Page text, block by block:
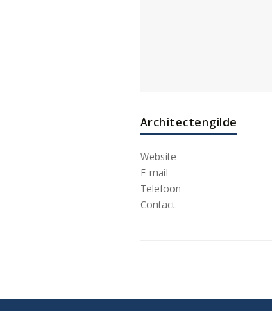
Architectengilde
Website
E-mail
Telefoon
Contact